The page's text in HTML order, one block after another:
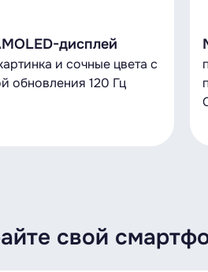
дисплей
и сочные цвета с
обновления 120 Гц
свой